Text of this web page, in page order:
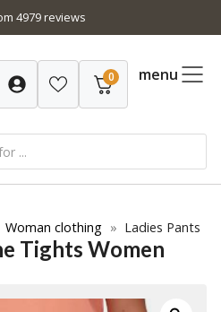
4979 reviews
0 menu
Woman clothing » Ladies Pants
Tights Women